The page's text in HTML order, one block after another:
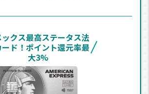
ックス最高ステータス法
ード！ポイント還元率最
大3%